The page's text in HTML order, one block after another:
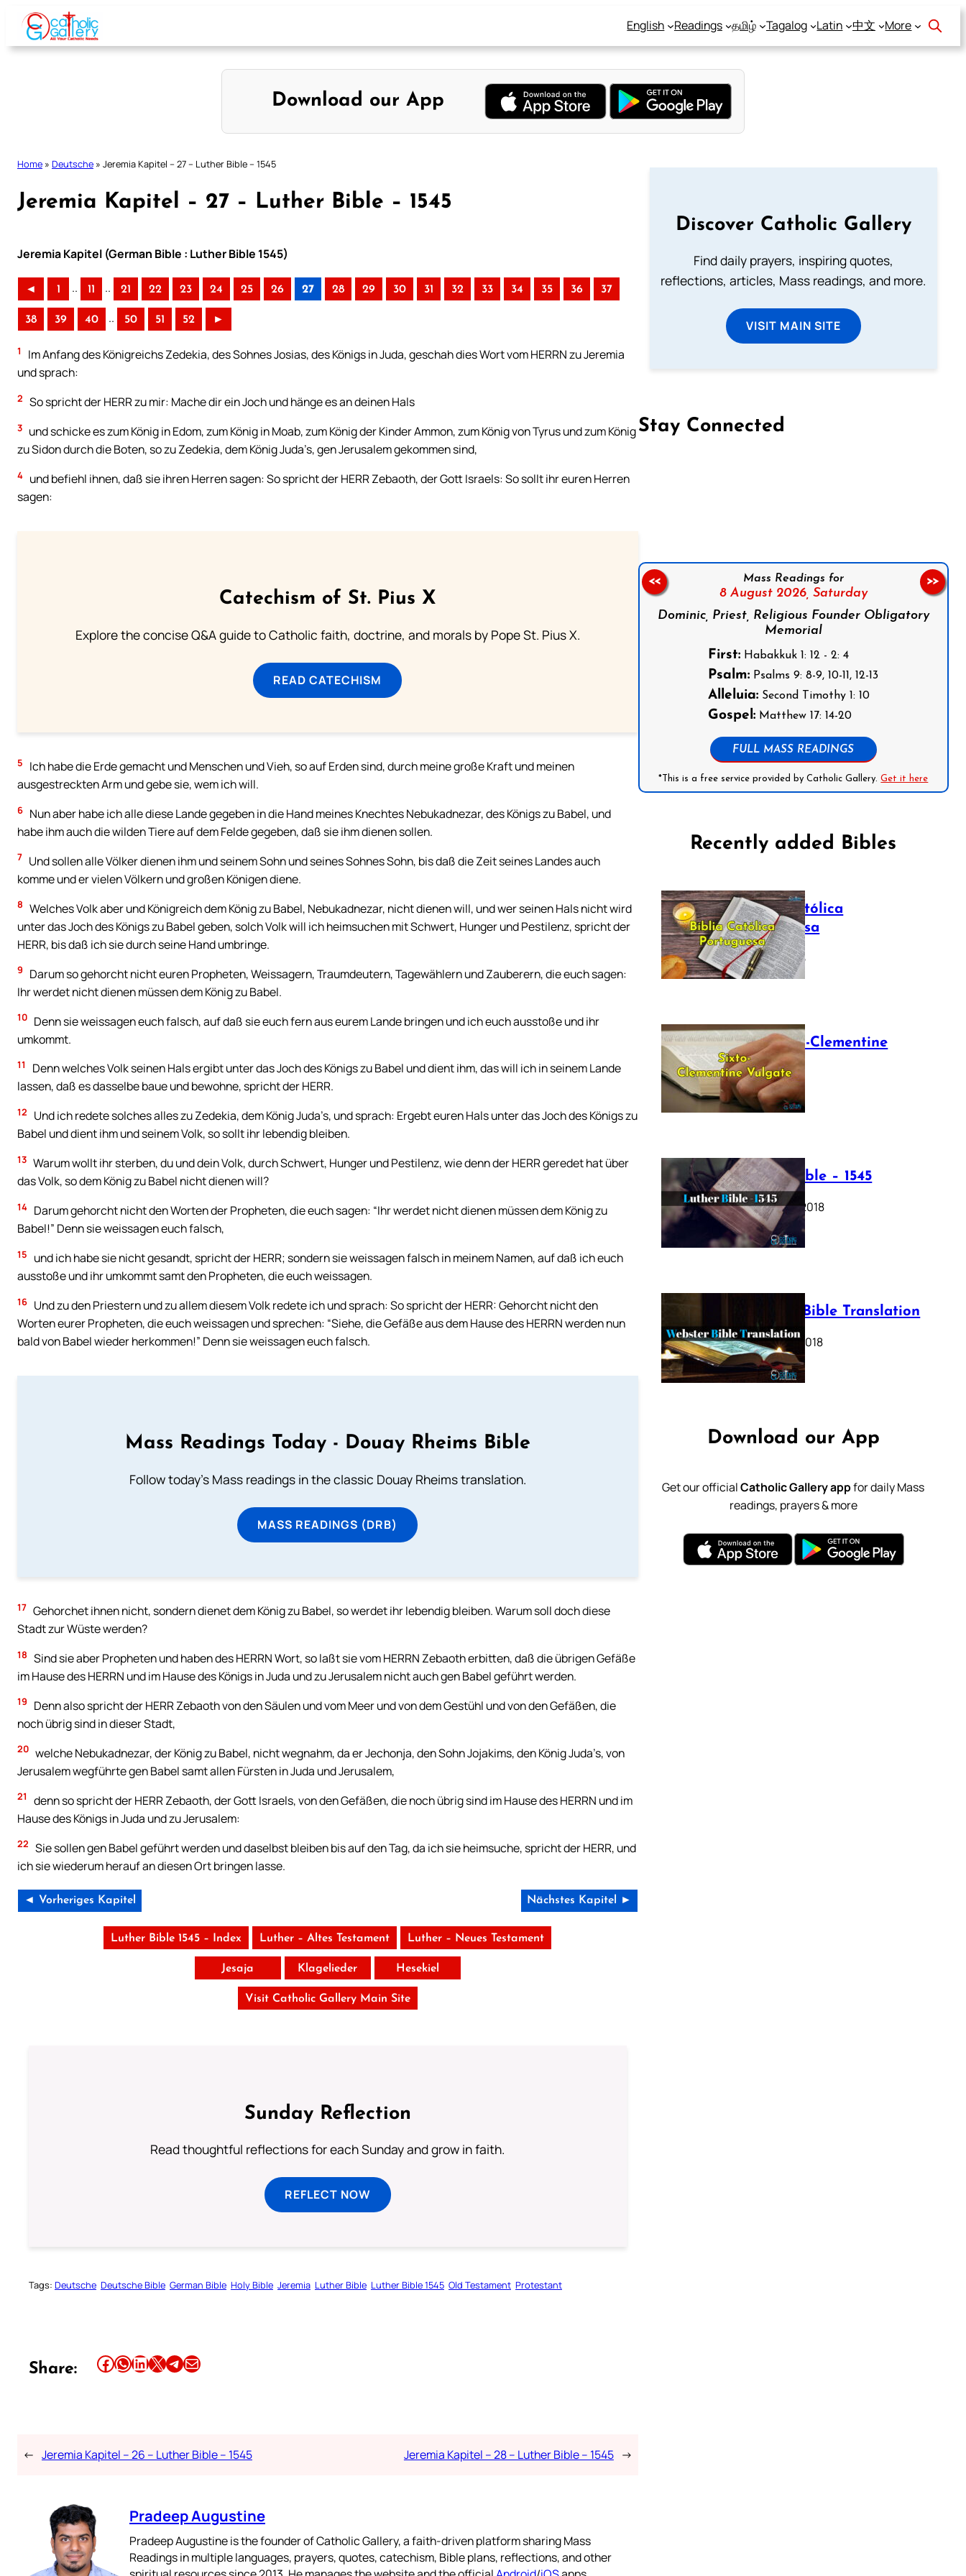
Skip
content
English Readings தமிழ் Tagalog Latin 中文 More
Download our App
Home » Deutsche » Jeremia Kapitel – 27 – Luther Bible – 1545
Jeremia Kapitel – 27 – Luther Bible – 1545
Jeremia Kapitel (German Bible : Luther Bible 1545)
◄ 1 .. 11 .. 21 22 23 24 25 26 27 28 29 30 31 32 33 34 35 36 37
38 39 40 .. 50 51 52 ►
1
Im Anfang des Königreichs Zedekia, des Sohnes Josias, des Königs in Juda, geschah dies Wort vom HERRN zu Jeremia
und sprach:
2 So spricht der HERR zu mir: Mache dir ein Joch und hänge es an deinen Hals
3 und schicke es zum König in Edom, zum König in Moab, zum König der Kinder Ammon, zum König von Tyrus und zum König
zu Sidon durch die Boten, so zu Zedekia, dem König Juda’s, gen Jerusalem gekommen sind,
4 und befiehl ihnen, daß sie ihren Herren sagen: So spricht der HERR Zebaoth, der Gott Israels: So sollt ihr euren Herren
sagen:
Catechism of St. Pius X
Explore the concise Q&A guide to Catholic faith, doctrine, and morals by Pope St. Pius X.
READ CATECHISM
5
Ich habe die Erde gemacht und Menschen und Vieh, so auf Erden sind, durch meine große Kraft und meinen
ausgestreckten Arm und gebe sie, wem ich will.
6 Nun aber habe ich alle diese Lande gegeben in die Hand meines Knechtes Nebukadnezar, des Königs zu Babel, und
habe ihm auch die wilden Tiere auf dem Felde gegeben, daß sie ihm dienen sollen.
7 Und sollen alle Völker dienen ihm und seinem Sohn und seines Sohnes Sohn, bis daß die Zeit seines Landes auch
komme und er vielen Völkern und großen Königen diene.
8 Welches Volk aber und Königreich dem König zu Babel, Nebukadnezar, nicht dienen will, und wer seinen Hals nicht wird
unter das Joch des Königs zu Babel geben, solch Volk will ich heimsuchen mit Schwert, Hunger und Pestilenz, spricht der
HERR, bis daß ich sie durch seine Hand umbringe.
9
Darum so gehorcht nicht euren Propheten, Weissagern, Traumdeutern, Tagewählern und Zauberern, die euch sagen:
Ihr werdet nicht dienen müssen dem König zu Babel.
10 Denn sie weissagen euch falsch, auf daß sie euch fern aus eurem Lande bringen und ich euch ausstoße und ihr
umkommt.
11
Denn welches Volk seinen Hals ergibt unter das Joch des Königs zu Babel und dient ihm, das will ich in seinem Lande
lassen, daß es dasselbe baue und bewohne, spricht der HERR.
12
Und ich redete solches alles zu Zedekia, dem König Juda’s, und sprach: Ergebt euren Hals unter das Joch des Königs zu
Babel und dient ihm und seinem Volk, so sollt ihr lebendig bleiben.
13 Warum wollt ihr sterben, du und dein Volk, durch Schwert, Hunger und Pestilenz, wie denn der HERR geredet hat über
das Volk, so dem König zu Babel nicht dienen will?
14 Darum gehorcht nicht den Worten der Propheten, die euch sagen: “Ihr werdet nicht dienen müssen dem König zu
Babel!” Denn sie weissagen euch falsch,
15
und ich habe sie nicht gesandt, spricht der HERR; sondern sie weissagen falsch in meinem Namen, auf daß ich euch
ausstoße und ihr umkommt samt den Propheten, die euch weissagen.
16 Und zu den Priestern und zu allem diesem Volk redete ich und sprach: So spricht der HERR: Gehorcht nicht den
Worten eurer Propheten, die euch weissagen und sprechen: “Siehe, die Gefäße aus dem Hause des HERRN werden nun
bald von Babel wieder herkommen!” Denn sie weissagen euch falsch.
Mass Readings Today - Douay Rheims Bible
Follow today's Mass readings in the classic Douay Rheims translation.
MASS READINGS (DRB)
17 Gehorchet ihnen nicht, sondern dienet dem König zu Babel, so werdet ihr lebendig bleiben. Warum soll doch diese
Stadt zur Wüste werden?
18 Sind sie aber Propheten und haben des HERRN Wort, so laßt sie vom HERRN Zebaoth erbitten, daß die übrigen Gefäße
im Hause des HERRN und im Hause des Königs in Juda und zu Jerusalem nicht auch gen Babel geführt werden.
19
Denn also spricht der HERR Zebaoth von den Säulen und vom Meer und von dem Gestühl und von den Gefäßen, die
noch übrig sind in dieser Stadt,
20 welche Nebukadnezar, der König zu Babel, nicht wegnahm, da er Jechonja, den Sohn Jojakims, den König Juda’s, von
Jerusalem wegführte gen Babel samt allen Fürsten in Juda und Jerusalem,
21
denn so spricht der HERR Zebaoth, der Gott Israels, von den Gefäßen, die noch übrig sind im Hause des HERRN und im
Hause des Königs in Juda und zu Jerusalem:
22 Sie sollen gen Babel geführt werden und daselbst bleiben bis auf den Tag, da ich sie heimsuche, spricht der HERR, und
ich sie wiederum herauf an diesen Ort bringen lasse.
◄ Vorheriges Kapitel Nächstes Kapitel ►
Luther Bible 1545 – Index Luther – Altes Testament Luther – Neues Testament
Jesaja Klagelieder Hesekiel
Visit Catholic Gallery Main Site
Sunday Reflection
Read thoughtful reflections for each Sunday and grow in faith.
REFLECT NOW
Tags: Deutsche Deutsche Bible German Bible Holy Bible Jeremia Luther Bible Luther Bible 1545 Old Testament Protestant
Share: Share this article on Facebook Share this article on WhatsApp Share this article on LinkedIn Share this article on X Share this article on TelegramEmail this Article
← Jeremia Kapitel – 26 – Luther Bible – 1545 Jeremia Kapitel – 28 – Luther Bible – 1545 →
Pradeep Augustine
Pradeep Augustine is the founder of Catholic Gallery, a faith-driven platform sharing Mass
Readings in multiple languages, prayers, quotes, catechism, Bible plans, reflections, and other
Discover Catholic Gallery
Find daily prayers, inspiring quotes,
reflections, articles, Mass readings, and more.
VISIT MAIN SITE
Stay Connected
Mass Readings for
8 August 2026, Saturday
Dominic, Priest, Religious Founder Obligatory
Memorial
First: Habakkuk 1: 12 - 2: 4
Psalm: Psalms 9: 8-9, 10-11, 12-13
Alleluia: Second Timothy 1: 10
Gospel: Matthew 17: 14-20
FULL MASS READINGS
*This is a free service provided by Catholic Gallery.Get it here
<< >>
Recently added Bibles
Bíblia Católica
Portuguesa
July 16, 2025
The Sixto-Clementine
Vulgate
July 12, 2025
Luther Bible – 1545
October 17, 2018
Webster Bible Translation
October 11, 2018
Download our App
Get our officialCatholic Gallery appfor daily Mass
readings, prayers & more